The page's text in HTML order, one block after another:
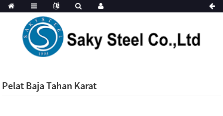
Pelat Baja Tahan Karat